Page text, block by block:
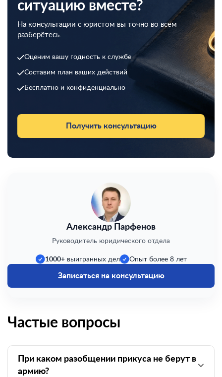
ситуацию вместе?
На консультации с юристом вы точно во всем
разберётесь.
Оценим вашу годность к службе
Составим план ваших действий
Бесплатно и конфиденциально
Получить консультацию
Александр Парфенов
Руководитель юридического отдела
1000+выигранных дел Опыт более 8 лет
Записаться на консультацию
Частые вопросы
При каком разобщении прикуса не берут в
армию?